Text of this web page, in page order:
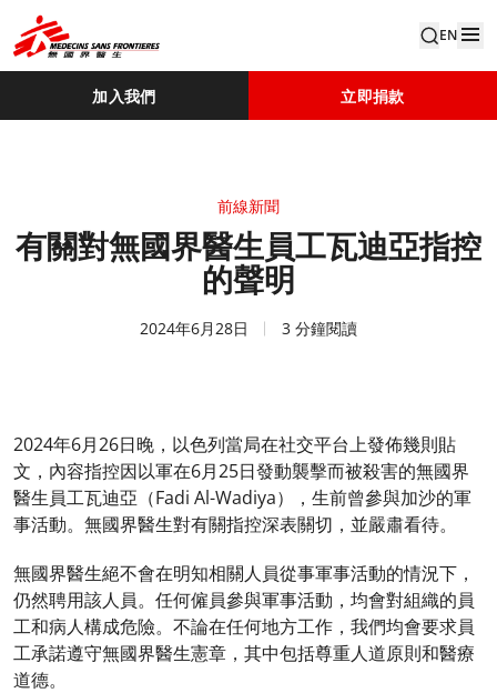
EN
加入我們 立即捐款
前線新聞
有關對無國界醫生員工瓦迪亞指控
的聲明
2024年6月28日 3 分鐘閱讀
2024年6月26日晚，以色列當局在社交平台上發佈幾則貼
文，內容指控因以軍在6月25日發動襲擊而被殺害的無國界
醫生員工瓦迪亞（Fadi Al-Wadiya），生前曾參與加沙的軍
事活動。無國界醫生對有關指控深表關切，並嚴肅看待。
無國界醫生絕不會在明知相關人員從事軍事活動的情況下，
仍然聘用該人員。任何僱員參與軍事活動，均會對組織的員
工和病人構成危險。不論在任何地方工作，我們均會要求員
工承諾遵守無國界醫生憲章，其中包括尊重人道原則和醫療
道德。